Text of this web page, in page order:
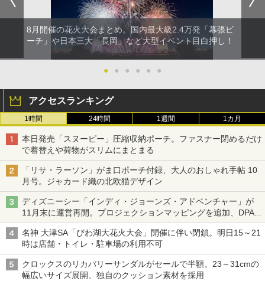
8月開催の花火大会まとめ。国内最大級2.4万発「幕張ビ
ーチ」や日本三大「長岡」など大型イベント目白押し！
● ● ● ● ● ●
アクセスランキング
1時間 24時間 1週間 1カ月
本日発売「スヌーピー」圧縮収納ポーチ。ファスナー閉めるだけ
で着替えや荷物がスリムにまとまる
「リサ・ラーソン」がま口ポーチ付録、大人のおしゃれ手帖 10
月号。ジャカード織の北欧猫デザイン
ディズニーシー「インディ・ジョーンズ・アドベンチャー」が
11月末に運営再開。プロジェクションマッピングを追加、DPA
は1500円
名神 大津SA「びわ湖大花火大会」開催に伴い閉鎖。明日15～21
時は店舗・トイレ・駐車場の利用不可
クロックスのリカバリーサンダルがセールで半額。23～31cmの
幅広いサイズ展開、独自のクッション素材を採用